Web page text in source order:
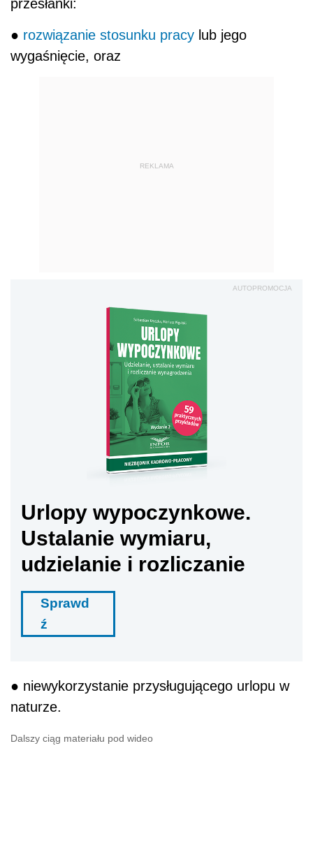
przesłanki:
● rozwiązanie stosunku pracy lub jego
wygaśnięcie, oraz
REKLAMA
AUTOPROMOCJA
Urlopy wypoczynkowe.
Ustalanie wymiaru,
udzielanie i rozliczanie
Sprawd
ź
● niewykorzystanie przysługującego urlopu w
naturze.
Dalszy ciąg materiału pod wideo